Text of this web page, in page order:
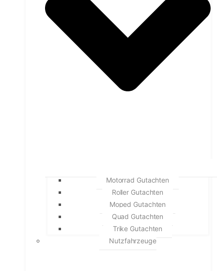
Motorrad Gutachten
Roller Gutachten
Moped Gutachten
Quad Gutachten
Trike Gutachten
Nutzfahrzeuge